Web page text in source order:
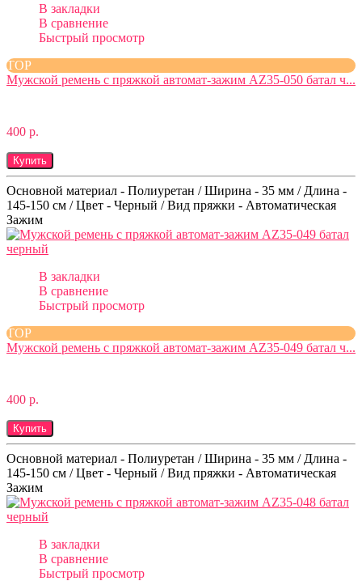
В закладки
В сравнение
Быстрый просмотр
TOP
Мужской ремень с пряжкой автомат-зажим AZ35-050 батал ч...
400 р.
Купить
Основной материал - Полиуретан / Ширина - 35 мм / Длина -
145-150 см / Цвет - Черный / Вид пряжки - Автоматическая
Зажим
В закладки
В сравнение
Быстрый просмотр
TOP
Мужской ремень с пряжкой автомат-зажим AZ35-049 батал ч...
400 р.
Купить
Основной материал - Полиуретан / Ширина - 35 мм / Длина -
145-150 см / Цвет - Черный / Вид пряжки - Автоматическая
Зажим
В закладки
В сравнение
Быстрый просмотр